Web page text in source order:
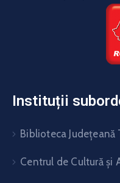
Instituții
Biblioteca Judeţeană
Centrul de Cultură şi